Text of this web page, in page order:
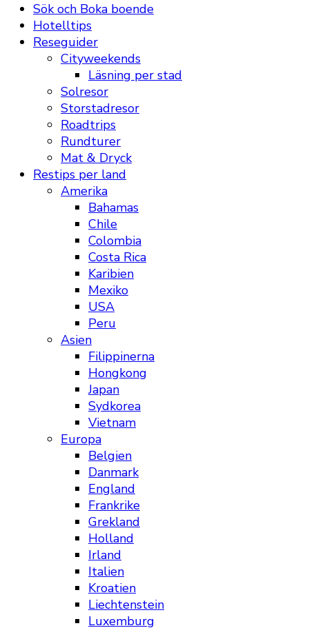
Sök och Boka boende
Hotelltips
Reseguider
Cityweekends
Läsning per stad
Solresor
Storstadresor
Roadtrips
Rundturer
Mat & Dryck
Restips per land
Amerika
Bahamas
Chile
Colombia
Costa Rica
Karibien
Mexiko
USA
Peru
Asien
Filippinerna
Hongkong
Japan
Sydkorea
Vietnam
Europa
Belgien
Danmark
England
Frankrike
Grekland
Holland
Irland
Italien
Kroatien
Liechtenstein
Luxemburg